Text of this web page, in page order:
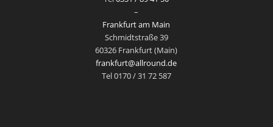
–
Frankfurt am Main
Schmidtstraße 39
60326 Frankfurt (Main)
frankfurt@allround.de
Tel 0170 / 31 72 587